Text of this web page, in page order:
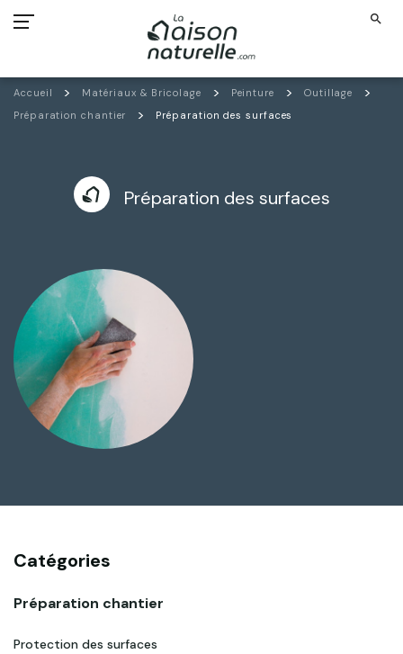
search
Accueil Matériaux & Bricolage Peinture
Outillage
Préparation chantier
Préparation des surfaces
Préparation des surfaces
Catégories
Préparation chantier
Protection des surfaces